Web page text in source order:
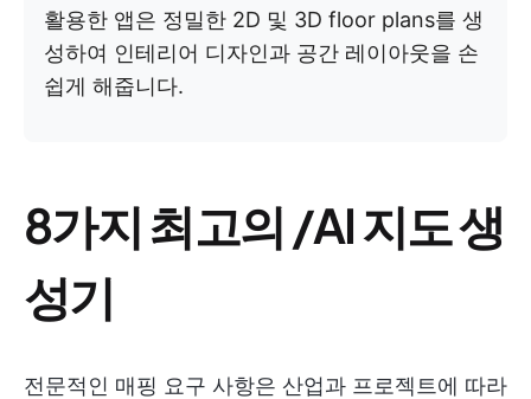
활용한 앱은 정밀한 2D 및 3D floor plans를 생
성하여 인테리어 디자인과 공간 레이아웃을 손
쉽게 해줍니다.
8가지 최고의 /AI 지도 생
성기
전문적인 매핑 요구 사항은 산업과 프로젝트에 따라